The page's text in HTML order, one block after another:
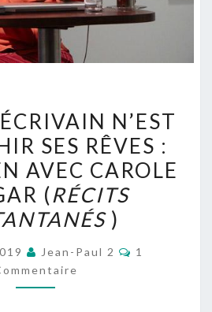
ÉCRIVAIN
N’EST
PAS
TRAHIR
SES
RÊVES
:
ENTRETIEN
N’EST
SES RÊVES :
AVEC CAROLE
(RÉCITS
)
Jean-Paul 2
1